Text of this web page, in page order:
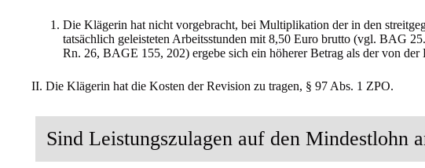
Die Klägerin hat nicht vorgebracht, bei Multiplikation der in den
tatsächlich geleisteten Arbeitsstunden mit 8,50 Euro brutto (vgl. BAG
Rn. 26, BAGE 155, 202) ergebe sich ein höherer Betrag als der von der
II. Die Klägerin hat die Kosten der Revision zu tragen, § 97 Abs. 1 ZPO.
Sind Leistungszulagen auf den Mindestlohn